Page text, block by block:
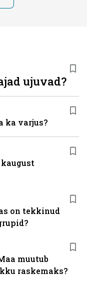
on tekkinud
muutub
raskemaks?
ujuvad?
ka varjus?